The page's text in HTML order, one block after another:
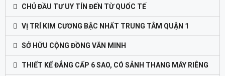
CHỦ ĐẦU TƯ UY TÍN ĐẾN TỪ QUỐC TẾ
VỊ TRÍ KIM CƯƠNG BẬC NHẤT TRUNG TÂM QUẬN 1
SỞ HỮU CỘNG ĐỒNG VĂN MINH
THIẾT KẾ ĐẲNG CẤP 6 SAO, CÓ SẢNH THANG MÁY RIÊNG